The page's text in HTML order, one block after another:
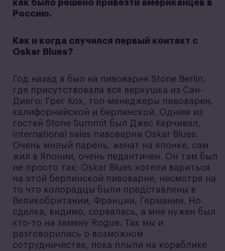
как было решено привезти американцев в
Россию.
Как и когда случился первый контакт с
Oskar Blues?
Год назад я был на пивоварне Stone Berlin,
где присутствовала вся верхушка из Сан-
Диего: Грег Кох, топ-менеджеры пивоварен,
калифорнийской и берлинской. Одним из
гостей Stone Summit был Джес Керчивал,
international sales пивоварни Oskar Blues.
Очень милый парень, женат на японке, сам
жил в Японии, очень педантичен. Он там был
не просто так: Oskar Blues хотели вариться
на этой берлинской пивоварне, несмотря на
то что колорадцы были представлены в
Великобритании, Франции, Германии. Но
сделка, видимо, сорвалась, а мне нужен был
кто-то на замену Rogue. Так мы и
разговорились о возможном
сотрудничестве, пока плыли на кораблике